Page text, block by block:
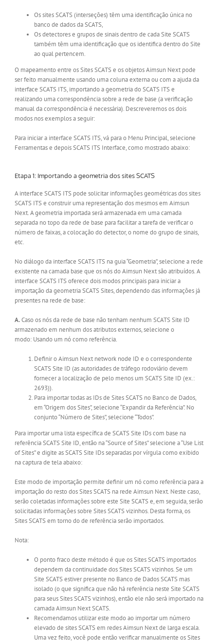
Os sites SCATS (interseções) têm uma identificação única no
banco de dados da SCATS,
Os detectores e grupos de sinais dentro de cada Site SCATS
também têm uma identificação que os identifica dentro do Site
ao qual pertencem.
O mapeamento entre os Sites SCATS e os objetos Aimsun Next pode
ser feito manualmente usando uma coluna externa ou com a ajuda da
interface SCATS ITS, importando a geometria do SCATS ITS e
realizando uma correspondência sobre a rede de base (a verificação
manual da correspondência é necessária). Descreveremos os dois
modos nos exemplos a seguir:
Para iniciar a interface SCATS ITS, vá para o Menu Principal, selecione
Ferramentas e depois SCATS ITS Interface, como mostrado abaixo:
Etapa 1: Importando a geometria dos sites SCATS
A interface SCATS ITS pode solicitar informações geométricas dos sites
SCATS ITS e construir uma representação dos mesmos em Aimsun
Next. A geometria importada será armazenada em uma camada
separada no topo da rede de base para facilitar a tarefa de verificar o
número de faixas, a colocação do detector, o nome do grupo de sinais,
etc.
No diálogo da interface SCATS ITS na guia “Geometria”, selecione a rede
existente na camada base que os nós do Aimsun Next são atribuídos. A
interface SCATS ITS oferece dois modos principais para iniciar a
importação da geometria SCATS Sites, dependendo das informações já
presentes na rede de base:
A.Caso os nós da rede de base não tenham nenhum SCATS Site ID
armazenado em nenhum dos atributos externos, selecione o
modo: Usando um nó como referência.
Definir o Aimsun Next network node ID e o correspondente
SCATS Site ID (as autoridades de tráfego rodoviário devem
fornecer a localização de pelo menos um SCATS Site ID (ex.:
2693)).
Para importar todas as IDs de Sites SCATS no Banco de Dados,
em “Origem dos Sites”, selecione “Expandir da Referência”. No
conjunto “Número de Sites”, selecione “Todos”.
Para importar uma lista específica de SCATS Site IDs com base na
referência SCATS Site ID, então na “Source of Sites” selecione a “Use List
of Sites” e digite as SCATS Site IDs separadas por vírgula como exibido
na captura de tela abaixo:
Este modo de importação permite definir um nó como referência para a
importação do resto dos Sites SCATS na rede Aimsun Next. Neste caso,
serão coletadas informações sobre este Site SCATS e, em seguida, serão
solicitadas informações sobre Sites SCATS vizinhos. Desta forma, os
Sites SCATS em torno do de referência serão importados.
Nota:
O ponto fraco deste método é que os Sites SCATS importados
dependem da continuidade dos Sites SCATS vizinhos. Se um
Site SCATS estiver presente no Banco de Dados SCATS mas
isolado (o que significa que não há referência neste Site SCATS
para seus Sites SCATS vizinhos), então ele não será importado na
camada Aimsun Next SCATS.
Recomendamos utilizar este modo ao importar um número
elevado de sites SCATS em redes Aimsun Next de larga escala.
Uma vez feito, você pode então verificar manualmente os Sites